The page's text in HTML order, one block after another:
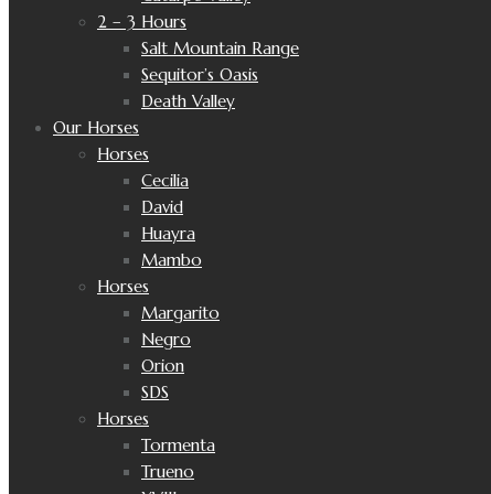
2 – 3 Hours
Salt Mountain Range
Sequitor’s Oasis
Death Valley
Our Horses
Horses
Cecilia
David
Huayra
Mambo
Horses
Margarito
Negro
Orion
SDS
Horses
Tormenta
Trueno